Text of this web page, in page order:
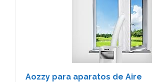
Aozzy para aparatos de Aire